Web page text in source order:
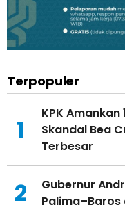
Terpopuler
1
KPK Amankan
Skandal Bea
Terbesar
2
Gubernur
Palima–Baros